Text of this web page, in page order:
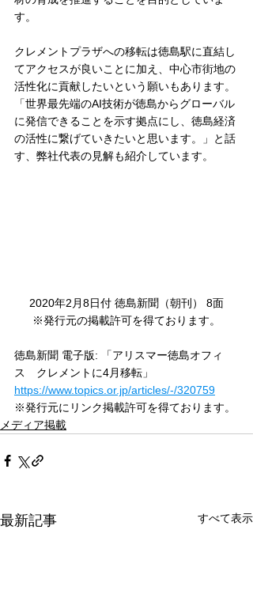
す。
クレメントプラザへの移転は徳島駅に直結し
てアクセスが良いことに加え、中心市街地の
活性化に貢献したいという願いもあります。
「世界最先端のAI技術が徳島からグローバル
に発信できることを示す拠点にし、徳島経済
の活性に繋げていきたいと思います。」と話
す、弊社代表の見解も紹介しています。
2020年2月8日付 徳島新聞（朝刊） 8面
※発行元の掲載許可を得ております。
徳島新聞 電子版: 「アリスマー徳島オフィ
ス　クレメントに4月移転」
https://www.topics.or.jp/articles/-/320759
※発行元にリンク掲載許可を得ております。
メディア掲載
最新記事 すべて表示